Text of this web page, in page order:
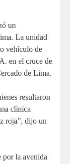
un
La unidad
vehículo de
en el cruce de
de Lima.
resultaron
clínica
roja”, dijo un
por la avenida